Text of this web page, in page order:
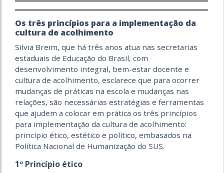
Os três princípios para a implementação da
cultura de acolhimento
Silvia Breim, que há três anos atua nas secretarias
estaduais de Educação do Brasil, com
desenvolvimento integral, bem-estar docente e
cultura de acolhimento, esclarece que para ocorrer
mudanças de práticas na escola e mudanças nas
relações, são necessárias estratégias e ferramentas
que ajudem a colocar em prática os três princípios
para implementação da cultura de acolhimento:
princípio ético, estético e político, embasados na
Política Nacional de Humanização do SUS.
1º Princípio ético